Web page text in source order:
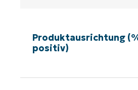
Produktausrichtung
positiv)